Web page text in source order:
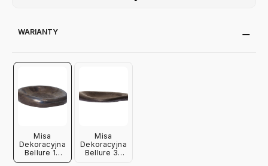
WARIANTY
Misa
Dekoracyjna
Bellure 17
Cm Ferm
Misa
Dekoracyjna
Bellure 35